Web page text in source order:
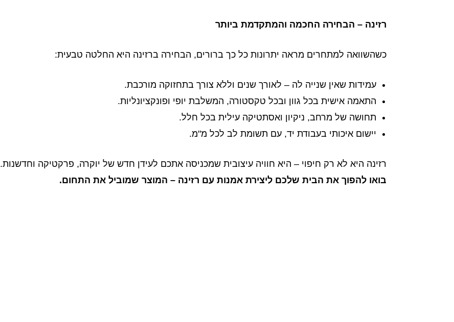
רזינה – הבחירה החכמה והמתקדמת ביותר
כשהשוואה למתחרים מראה יתרונות כל כך ברורים, הבחירה ברזינה היא החלטה טבעית:
עמידות שאין שנייה לה – לאורך שנים וללא צורך בתחזוקה מורכבת.
התאמה אישית בכל גוון ובכל טקסטורה, המשלבת יופי ופונקציונליות.
תחושה של מרחב, ניקיון ואסתטיקה עילית בכל חלל.
יישום איכותי בעבודת יד, עם תשומת לב לכל מ"מ.
רזינה היא לא רק חיפוי – היא חוויה עיצובית שמכניסה אתכם לעידן חדש של יוקרה, פרקטיקה וחדשנות.
בואו להפוך את הבית שלכם ליצירת אמנות עם רזינה – המוצר שמוביל את התחום.